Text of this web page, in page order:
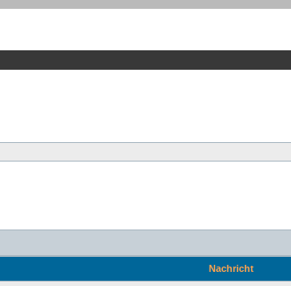
Nachricht